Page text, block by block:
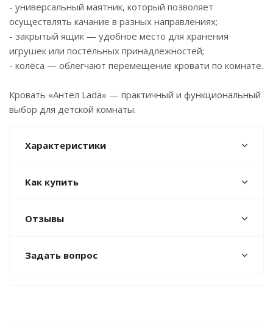
- универсальный маятник, который позволяет
осуществлять качание в разных направлениях;
- закрытый ящик — удобное место для хранения
игрушек или постельных принадлежностей;
- колёса — облегчают перемещение кровати по комнате.
Кровать «Антел Lada» — практичный и функциональный
выбор для детской комнаты.
Характеристики
Как купить
Отзывы
Задать вопрос